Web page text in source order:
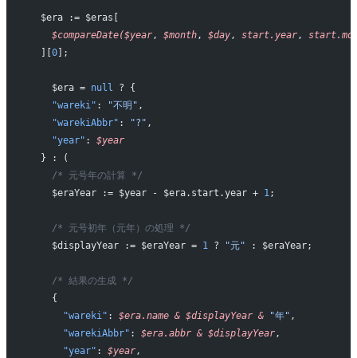
  $era := $eras[
    $compareDate($year
, $month, $day, start.year,
0];
    $era =
null ? {
    "wareki"
: "不明" ,
    "warekiAbbr"
: "?" ,
    "year"
: $year
  } : (
    /* 元号年の計算 */
    $eraYear := $year - $era.start.year +
1;
    /* 元号初年（元年）の処理 */
    $displayYear := $eraYear =
1 ? "元" : $eraYear;
    /* 結果の生成 */
    {
      "wareki"
: $era.name & $displayYear & "年" ,
      "warekiAbbr"
: $era.abbr & $displayYear,
      "year"
: $year,